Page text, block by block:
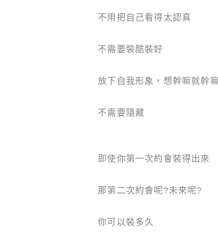
不用把自己看得太認真
不需要裝酷裝好
放下自我形象，想幹嘛就幹
不需要隱藏
即使你第一次約會裝得出來
那第二次約會呢?未來呢?
你可以裝多久